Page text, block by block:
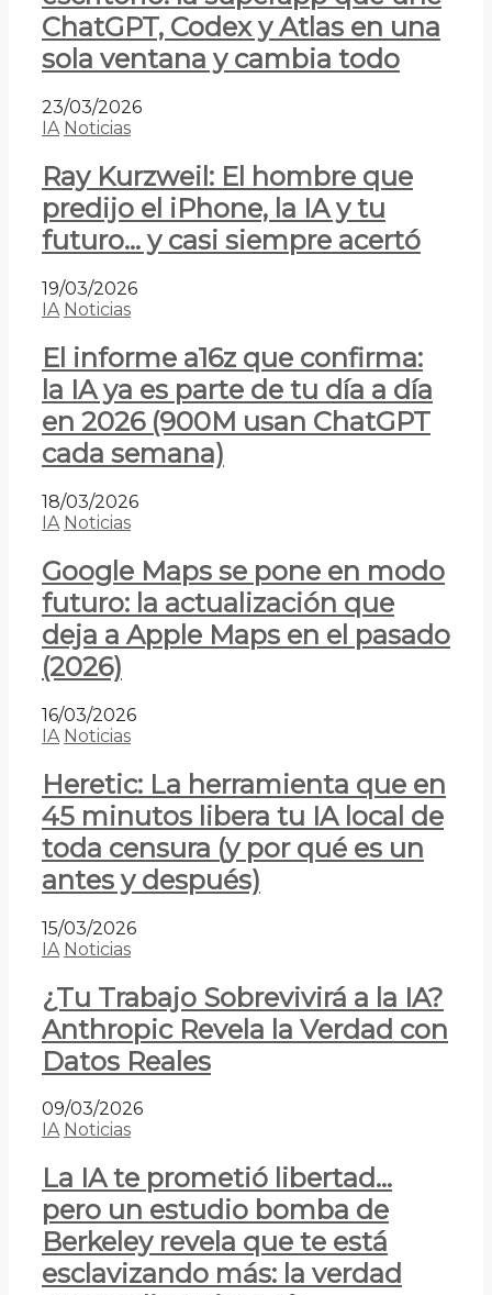
ChatGPT, Codex y Atlas en una
sola ventana y cambia todo
23/03/2026
IA Noticias
Ray Kurzweil: El hombre que
predijo el iPhone, la IA y tu
futuro… y casi siempre acertó
19/03/2026
IA Noticias
El informe a16z que confirma:
la IA ya es parte de tu día a día
en 2026 (900M usan ChatGPT
cada semana)
18/03/2026
IA Noticias
Google Maps se pone en modo
futuro: la actualización que
deja a Apple Maps en el pasado
(2026)
16/03/2026
IA Noticias
Heretic: La herramienta que en
45 minutos libera tu IA local de
toda censura (y por qué es un
antes y después)
15/03/2026
IA Noticias
¿Tu Trabajo Sobrevivirá a la IA?
Anthropic Revela la Verdad con
Datos Reales
09/03/2026
IA Noticias
La IA te prometió libertad…
pero un estudio bomba de
Berkeley revela que te está
esclavizando más: la verdad